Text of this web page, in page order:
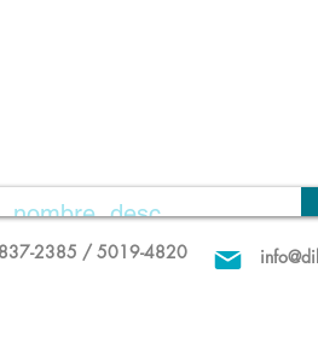
2385 / 5019-4820